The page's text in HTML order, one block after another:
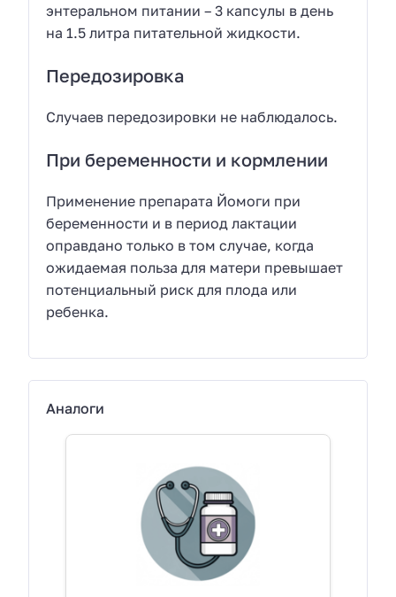
энтеральном питании – 3 капсулы в день
на 1.5 литра питательной жидкости.
Передозировка
Случаев передозировки не наблюдалось.
При беременности и кормлении
Применение препарата Йомоги при
беременности и в период лактации
оправдано только в том случае, когда
ожидаемая польза для матери превышает
потенциальный риск для плода или
ребенка.
Аналоги